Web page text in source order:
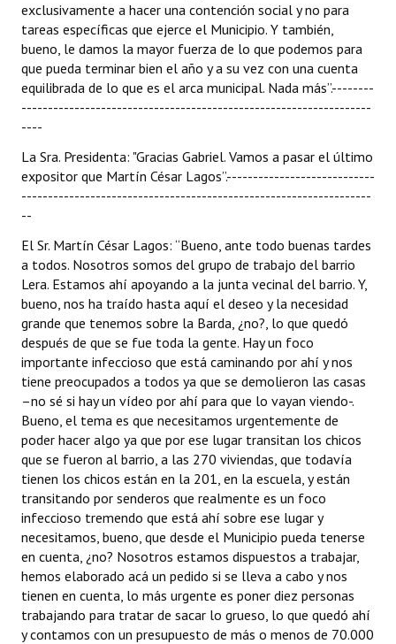
exclusivamente a hacer una contención social y no para
tareas específicas que ejerce el Municipio. Y también,
bueno, le damos la mayor fuerza de lo que podemos para
que pueda terminar bien el año y a su vez con una cuenta
equilibrada de lo que es el arca municipal. Nada más”.--------
------------------------------------------------------------------
----
La Sra. Presidenta: "Gracias Gabriel. Vamos a pasar el último
expositor que Martín César Lagos”.----------------------------
------------------------------------------------------------------
--
El Sr. Martín César Lagos: “Bueno, ante todo buenas tardes
a todos. Nosotros somos del grupo de trabajo del barrio
Lera. Estamos ahí apoyando a la junta vecinal del barrio. Y,
bueno, nos ha traído hasta aquí el deseo y la necesidad
grande que tenemos sobre la Barda, ¿no?, lo que quedó
después de que se fue toda la gente. Hay un foco
importante infeccioso que está caminando por ahí y nos
tiene preocupados a todos ya que se demolieron las casas
–no sé si hay un vídeo por ahí para que lo vayan viendo-.
Bueno, el tema es que necesitamos urgentemente de
poder hacer algo ya que por ese lugar transitan los chicos
que se fueron al barrio, a las 270 viviendas, que todavía
tienen los chicos están en la 201, en la escuela, y están
transitando por senderos que realmente es un foco
infeccioso tremendo que está ahí sobre ese lugar y
necesitamos, bueno, que desde el Municipio pueda tenerse
en cuenta, ¿no? Nosotros estamos dispuestos a trabajar,
hemos elaborado acá un pedido si se lleva a cabo y nos
tienen en cuenta, lo más urgente es poner diez personas
trabajando para tratar de sacar lo grueso, lo que quedó ahí
y contamos con un presupuesto de más o menos de 70.000